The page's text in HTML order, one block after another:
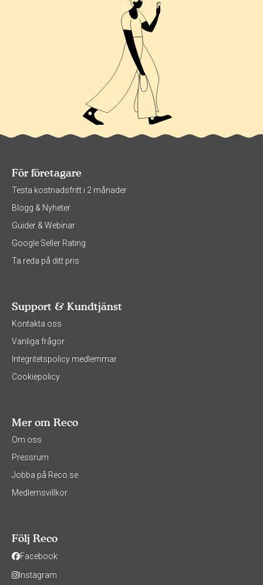
För företagare
Testa kostnadsfritt i 2 månader
Blogg & Nyheter
Guider & Webinar
Google Seller Rating
Ta reda på ditt pris
Support & Kundtjänst
Kontakta oss
Vanliga frågor
Integritetspolicy medlemmar
Cookiepolicy
Mer om Reco
Om oss
Pressrum
Jobba på Reco.se
Medlemsvillkor
Följ Reco
Facebook
Instagram